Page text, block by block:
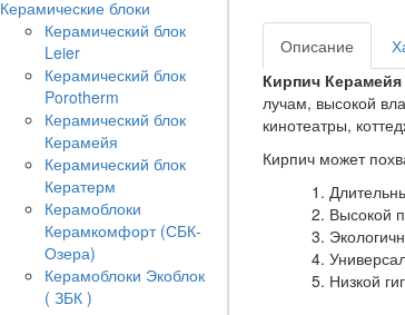
Керамические блоки
Керамический блок
Leier
Керамический блок
Porotherm
Керамический блок
Керамейя
Керамический блок
Кератерм
Керамоблоки
Керамкомфорт (СБК-
Озера)
Керамоблоки Экоблок
( ЗБК )
Описание
Кирпич
лучам, высокой
кинотеатры,
Кирпич может
Высокой
Низкой